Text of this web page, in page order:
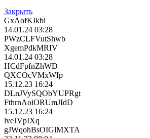
Закрыть
GxAofKIkbi
14.01.24 03:28
PWzCLFVutShwb
XgemPdkMRIV
14.01.24 03:28
HCdFpfnZhWD
QXCOcVMxWIp
15.12.23 16:24
DLnJVySQObYUPRgt
FthrnAoiORUmJIdD
15.12.23 16:24
lveJVpIXq
gJWqohBsOIGlMXTA